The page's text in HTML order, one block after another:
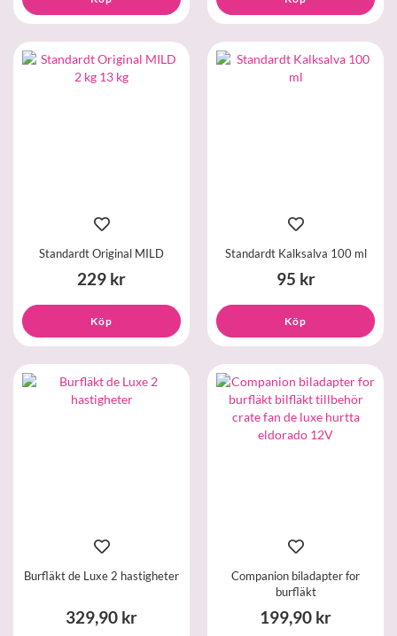
Standardt Original MILD
229 kr
Köp
Standardt Kalksalva 100 ml
95 kr
Köp
Burfläkt de Luxe 2 hastigheter
329,90 kr
Companion biladapter for
burfläkt
199,90 kr